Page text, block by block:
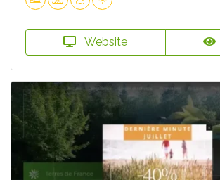
Website